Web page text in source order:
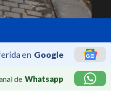
en Google
de Whatsapp